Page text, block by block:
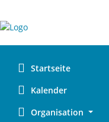
Startseite
Kalender
Organisation